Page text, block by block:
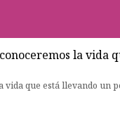
vida que está llevando un